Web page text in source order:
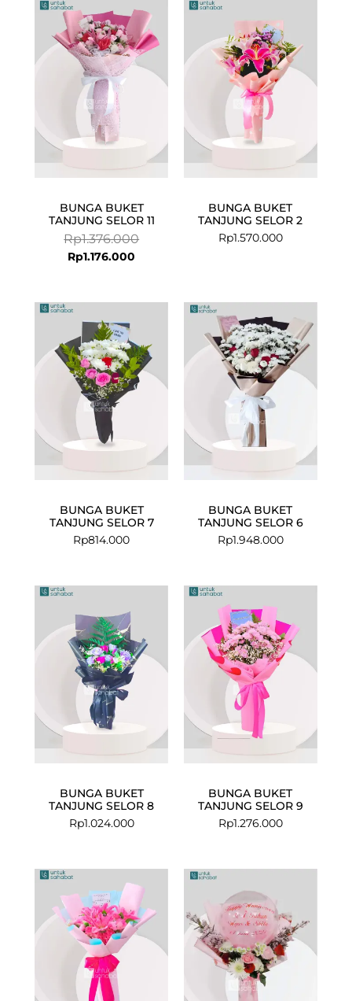
BUNGA BUKET
TANJUNG SELOR 11
Rp1.376.000
price
was:
Rp1.376.000.
Rp1.176.000
Current
price
is:
Rp1.176.000.
BUNGA BUKET
TANJUNG SELOR 2
Rp1.570.000
BUNGA BUKET
TANJUNG SELOR 7
Rp814.000
BUNGA BUKET
TANJUNG SELOR 6
Rp1.948.000
BUNGA BUKET
TANJUNG SELOR 8
Rp1.024.000
BUNGA BUKET
TANJUNG SELOR 9
Rp1.276.000
Rp899.000.
Rp745.000.